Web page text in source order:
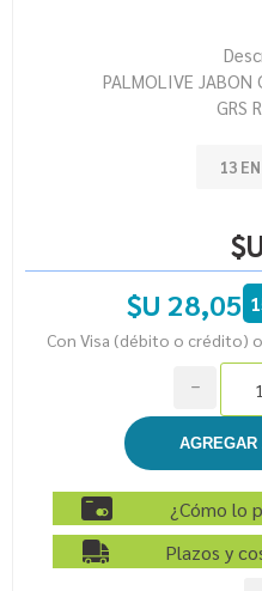
PALMOLIVE
GRS
13
$U 28,05
Con Visa (débito o crédito)
h
¿Cómo lo
Plazos y